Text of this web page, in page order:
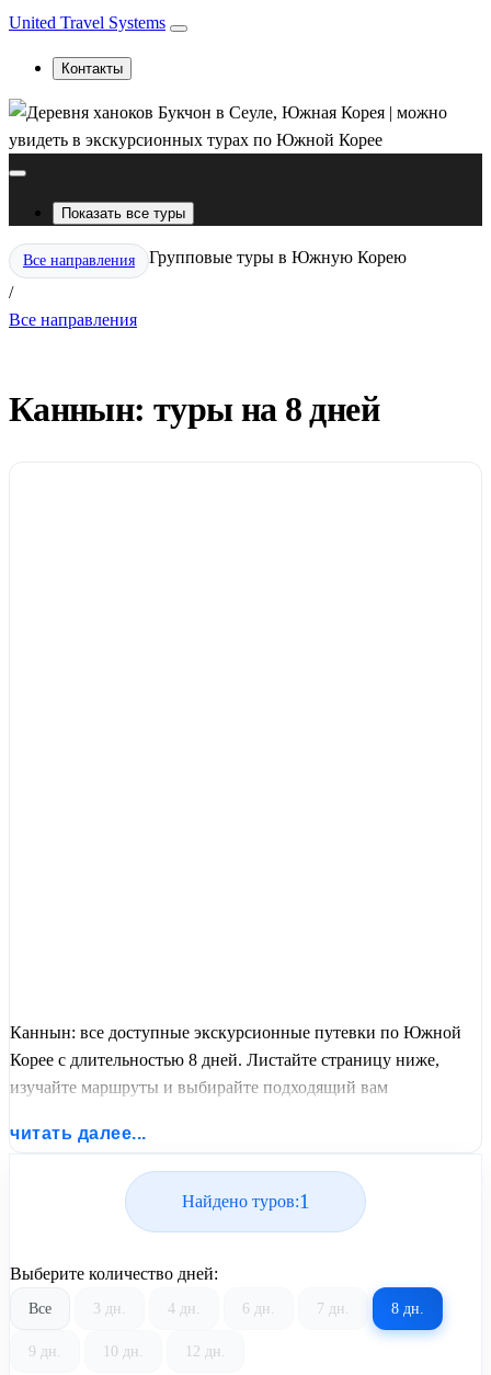
United Travel Systems
Контакты
Показать все туры
Все направления
/
Групповые туры в Южную Корею
Все направления
Каннын: туры на 8 дней
Каннын: все доступные экскурсионные путевки по Южной
Корее с длительностью 8 дней. Листайте страницу ниже,
изучайте маршруты и выбирайте подходящий вам
United Travel Systems.
читать далее...
Найдено туров:1
Выберите количество дней:
Все 3 дн. 4 дн. 6 дн. 7 дн. 8 дн.
9 дн. 10 дн. 12 дн.